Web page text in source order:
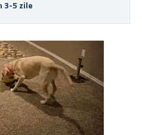
3-5 zile